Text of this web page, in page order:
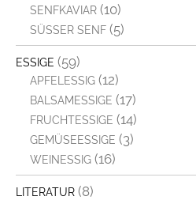
SENFKAVIAR (10)
SÜSSER SENF (5)
ESSIGE (59)
APFELESSIG (12)
BALSAMESSIGE (17)
FRUCHTESSIGE (14)
GEMÜSEESSIGE (3)
WEINESSIG (16)
LITERATUR (8)